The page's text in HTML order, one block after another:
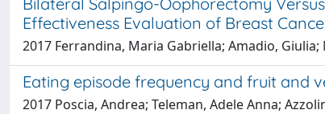
Effectiveness Evaluation of Breast
2017 Ferrandina, Maria Gabriella; Amadio,
Eating episode frequency and fruit and
2017 Poscia, Andrea; Teleman, Adele Anna;